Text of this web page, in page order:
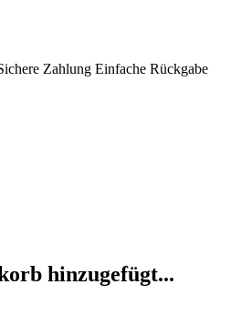
Zahlung Einfache Rückgabe
hinzugefügt...